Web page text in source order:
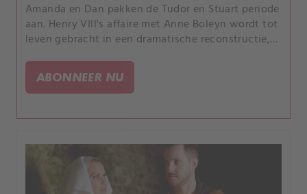
Amanda en Dan pakken de Tudor en Stuart periode
aan. Henry VIII's affaire met Anne Boleyn wordt tot
leven gebracht in een dramatische reconstructie,
zien voordat het desastreus voor haar afloopt.
ABONNEER NU